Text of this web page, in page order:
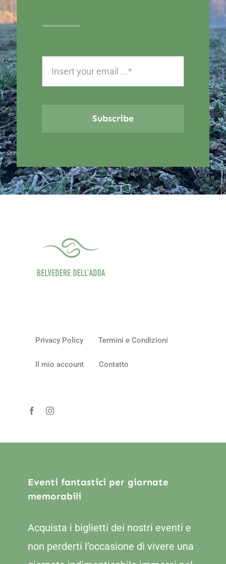
Subscribe
Privacy Policy Termini e Condizioni
Il mio account Contatto
Eventi fantastici per giornate
memorabili
Acquista i biglietti dei nostri eventi e
non perderti l’occasione di vivere una